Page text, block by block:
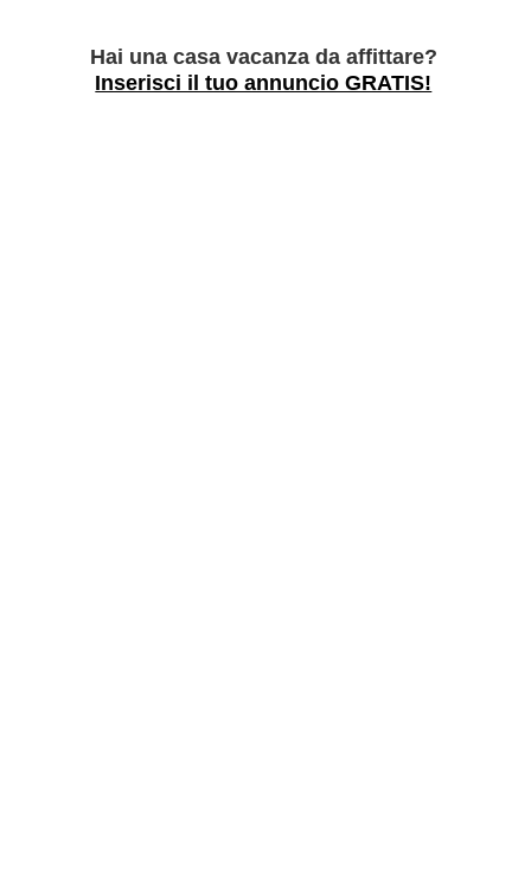
Hai una casa vacanza da affittare?
Inserisci il tuo annuncio GRATIS!